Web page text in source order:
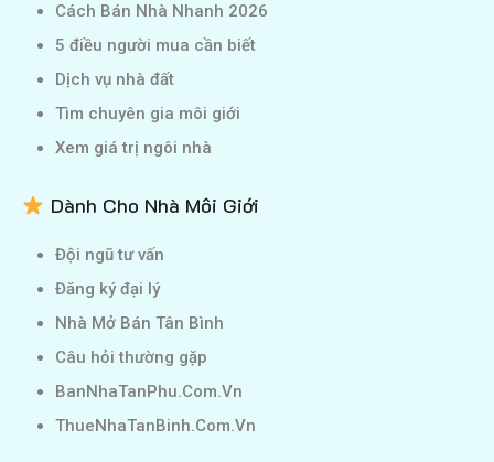
Cách Bán Nhà Nhanh 2026
5 điều người mua cần biết
Dịch vụ nhà đất
Tìm chuyên gia môi giới
Xem giá trị ngôi nhà
Dành Cho Nhà Môi Giới
Đội ngũ tư vấn
Đăng ký đại lý
Nhà Mở Bán Tân Bình
Câu hỏi thường gặp
BanNhaTanPhu.Com.Vn
ThueNhaTanBinh.Com.Vn